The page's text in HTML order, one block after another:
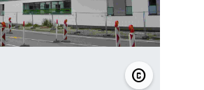
copyright© KWA